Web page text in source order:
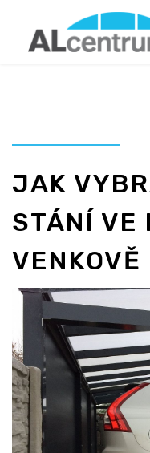
JAK
STÁNÍ VE
VENKOVĚ